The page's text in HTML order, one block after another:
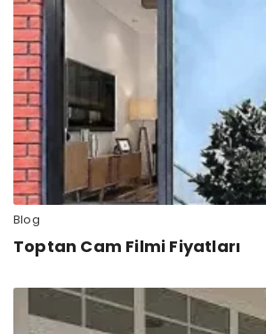
Blog
Toptan Cam Filmi Fiyatları